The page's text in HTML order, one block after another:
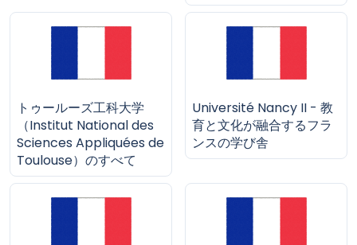
トゥールーズ工科大学
（Institut National des
Sciences Appliquées de
Toulouse）のすべて
Université Nancy II - 教
育と文化が融合するフラ
ンスの学び舎